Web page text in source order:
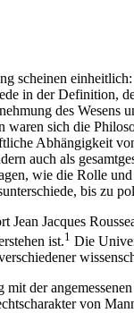
scheinen
in der Definition,
des Wesens
waren sich die
Abhängigkeit
auch als
wie die Rolle
bis zu
Jean Jacques
ist.1 Die
mit der
von